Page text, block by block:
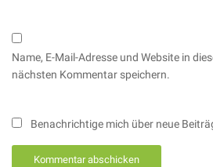
Name, E-Mail-Adresse und Website in
nächsten Kommentar speichern.
Benachrichtige mich über neue